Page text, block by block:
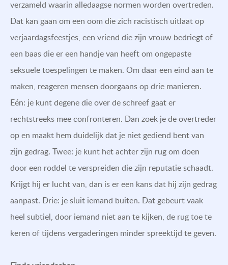
verzameld waarin alledaagse normen worden overtreden.
Dat kan gaan om een oom die zich racistisch uitlaat op
verjaardagsfeestjes, een vriend die zijn vrouw bedriegt of
een baas die er een handje van heeft om ongepaste
seksuele toespelingen te maken. Om daar een eind aan te
maken, reageren mensen doorgaans op drie manieren.
Eén: je kunt degene die over de schreef gaat er
rechtstreeks mee confronteren. Dan zoek je de overtreder
op en maakt hem duidelijk dat je niet gediend bent van
zijn gedrag. Twee: je kunt het achter zijn rug om doen
door een roddel te verspreiden die zijn reputatie schaadt.
Krijgt hij er lucht van, dan is er een kans dat hij zijn gedrag
aanpast. Drie: je sluit iemand buiten. Dat gebeurt vaak
heel subtiel, door iemand niet aan te kijken, de rug toe te
keren of tijdens vergaderingen minder spreektijd te geven.